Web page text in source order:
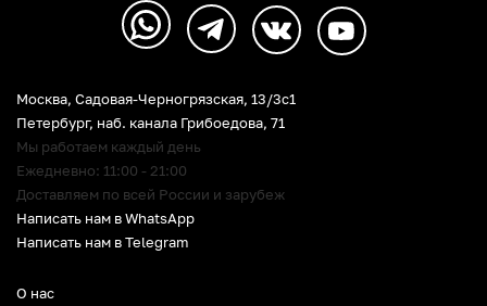
О нас
Москва, Садовая-Черногрязская, 13/3c1
Петербург, наб. канала Грибоедова, 71
Мы работаем каждый день
Ежедневно: 11:00 - 21:00
Доставляем по всей России и зарубеж
Написать нам в WhatsApp
Написать нам в Telegram